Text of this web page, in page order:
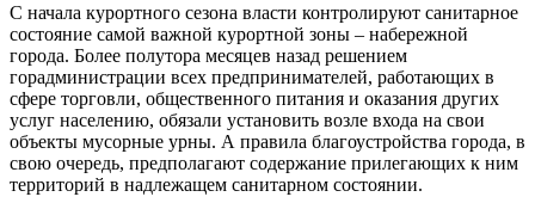
С начала курортного сезона власти контролируют санитарное
состояние самой важной курортной зоны – набережной
города. Более полутора месяцев назад решением
горадминистрации всех предпринимателей, работающих в
сфере торговли, общественного питания и оказания других
услуг населению, обязали установить возле входа на свои
объекты мусорные урны. А правила благоустройства города, в
свою очередь, предполагают содержание прилегающих к ним
территорий в надлежащем санитарном состоянии.